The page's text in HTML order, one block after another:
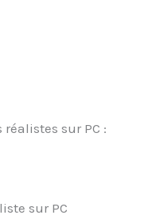
sur PC :
sur PC